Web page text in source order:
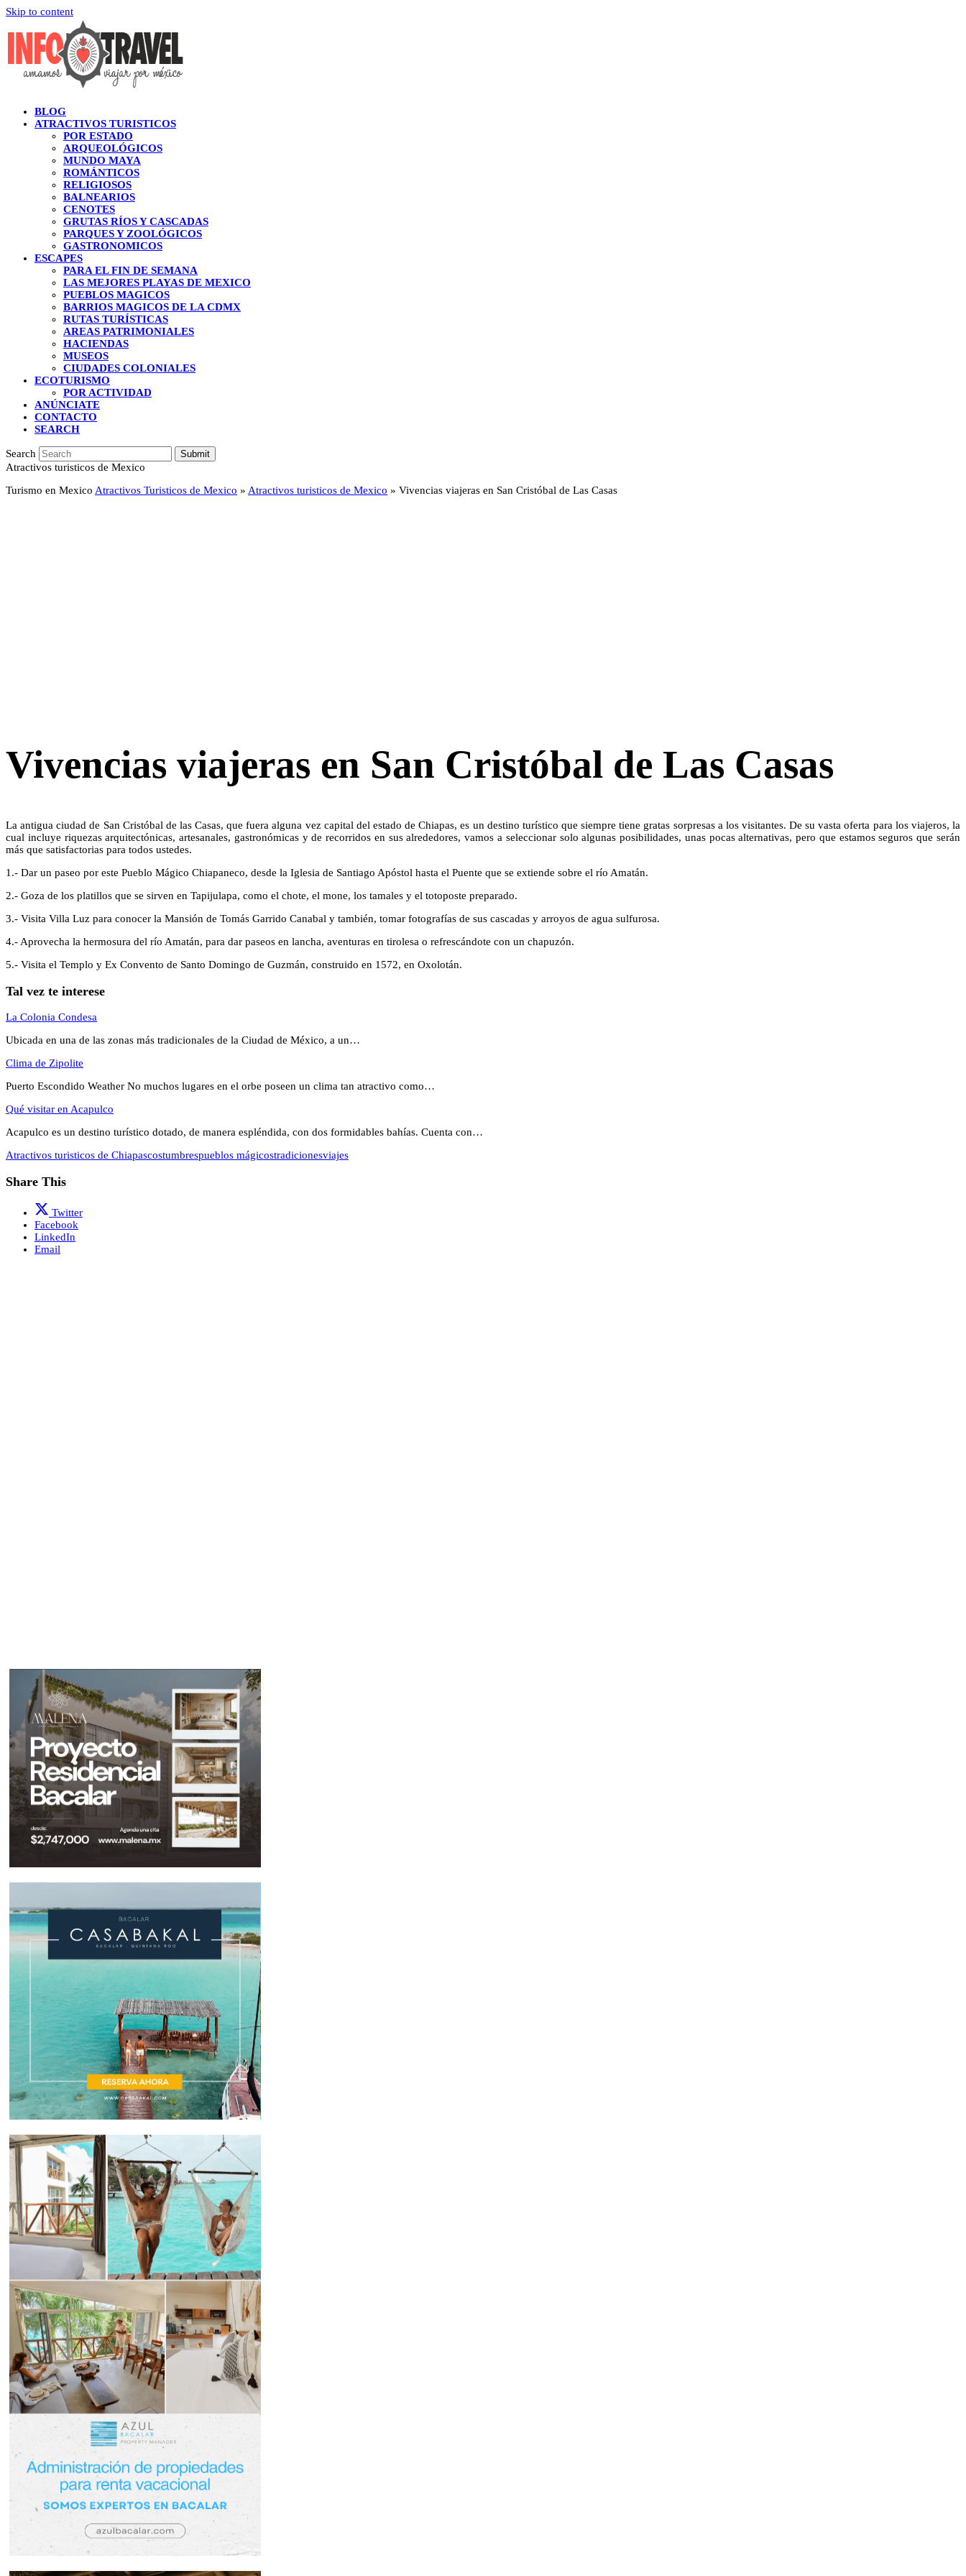
Skip to content
BLOG
ATRACTIVOS TURISTICOS
POR ESTADO
ARQUEOLÓGICOS
MUNDO MAYA
ROMÁNTICOS
RELIGIOSOS
BALNEARIOS
CENOTES
GRUTAS RÍOS Y CASCADAS
PARQUES Y ZOOLÓGICOS
GASTRONOMICOS
ESCAPES
PARA EL FIN DE SEMANA
LAS MEJORES PLAYAS DE MEXICO
PUEBLOS MAGICOS
BARRIOS MAGICOS DE LA CDMX
RUTAS TURÍSTICAS
AREAS PATRIMONIALES
HACIENDAS
MUSEOS
CIUDADES COLONIALES
ECOTURISMO
POR ACTIVIDAD
ANÚNCIATE
CONTACTO
SEARCH
Search Submit
Atractivos turisticos de Mexico
Turismo en Mexico Atractivos Turisticos de Mexico » Atractivos turisticos de Mexico » Vivencias viajeras en San Cristóbal de Las Casas
Vivencias viajeras en San Cristóbal de Las Casas
La antigua ciudad de San Cristóbal de las Casas, que fuera alguna vez capital del estado de Chiapas, es un destino turístico que siempre tiene gratas sorpresas a los visitantes. De su vasta oferta para los viajeros, la
cual incluye riquezas arquitectónicas, artesanales, gastronómicas y de recorridos en sus alrededores, vamos a seleccionar solo algunas posibilidades, unas pocas alternativas, pero que estamos seguros que serán
más que satisfactorias para todos ustedes.
1.- Dar un paseo por este Pueblo Mágico Chiapaneco, desde la Iglesia de Santiago Apóstol hasta el Puente que se extiende sobre el río Amatán.
2.- Goza de los platillos que se sirven en Tapijulapa, como el chote, el mone, los tamales y el totoposte preparado.
3.- Visita Villa Luz para conocer la Mansión de Tomás Garrido Canabal y también, tomar fotografías de sus cascadas y arroyos de agua sulfurosa.
4.- Aprovecha la hermosura del río Amatán, para dar paseos en lancha, aventuras en tirolesa o refrescándote con un chapuzón.
5.- Visita el Templo y Ex Convento de Santo Domingo de Guzmán, construido en 1572, en Oxolotán.
Tal vez te interese
La Colonia Condesa
Ubicada en una de las zonas más tradicionales de la Ciudad de México, a un…
Clima de Zipolite
Puerto Escondido Weather No muchos lugares en el orbe poseen un clima tan atractivo como…
Qué visitar en Acapulco
Acapulco es un destino turístico dotado, de manera espléndida, con dos formidables bahías. Cuenta con…
Atractivos turisticos de Chiapascostumbrespueblos mágicostradicionesviajes
Share This
Twitter
Facebook
LinkedIn
Email